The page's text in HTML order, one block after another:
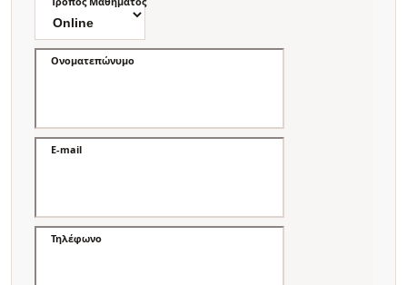
Ονοματεπώνυμο
E-mail
Τηλέφωνο